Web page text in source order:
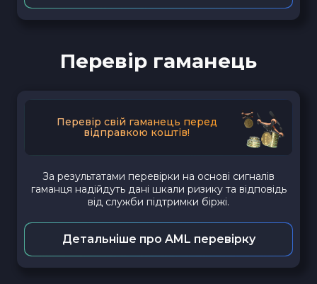
Перевір гаманець
Перевір свій гаманець перед
відправкою коштів!
За результатами перевірки на основі сигналів
гаманця надійдуть дані шкали ризику та відповідь
від служби підтримки біржі.
Детальніше про AML перевірку